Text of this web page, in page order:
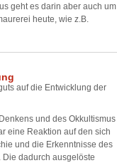
geht es darin aber auch um
heute, wie z.B.
auf die Entwicklung der
und des Okkultismus
eine Reaktion auf den sich
und die Erkenntnisse des
Die dadurch ausgelöste